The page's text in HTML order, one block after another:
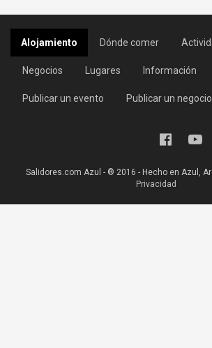
Alojamiento Dónde comer
Negocios Lugares Información
Publicar un evento Publicar un negocio
Salidores.com Azul - ® 2016 - Hecho en Azul,
Privacidad